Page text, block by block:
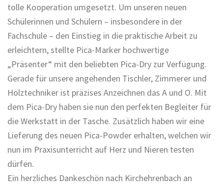
tolle Kooperation umgesetzt. Um unseren neuen
Schülerinnen und Schülern – insbesondere in der
Fachschule – den Einstieg in die praktische Arbeit zu
erleichtern, stellte Pica-Marker hochwertige
„Präsenter“ mit den beliebten Pica-Dry zur Verfügung.
Gerade für unsere angehenden Tischler, Zimmerer und
Holztechniker ist präzises Anzeichnen das A und O. Mit
dem Pica-Dry haben sie nun den perfekten Begleiter für
die Werkstatt in der Tasche. Zusätzlich haben wir eine
Lieferung des neuen Pica-Powder erhalten, welchen wir
nun im Praxisunterricht auf Herz und Nieren testen
dürfen.
Ein herzliches Dankeschön nach Kirchehrenbach an